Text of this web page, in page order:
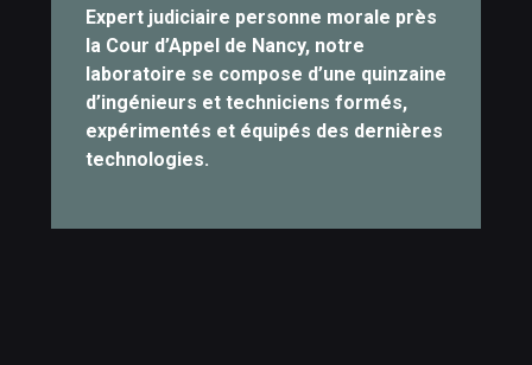
Expert judiciaire personne morale près
la Cour d’Appel de Nancy, notre
laboratoire se compose d’une quinzaine
d’ingénieurs et techniciens formés,
expérimentés et équipés des dernières
technologies.